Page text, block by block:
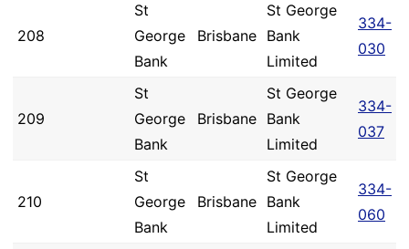
208
St
George
Bank
Brisbane
St George
Bank
Limited
334-
030
209
St
George
Bank
Brisbane
St George
Bank
Limited
334-
037
210
St
George
Bank
Brisbane
St George
Bank
Limited
334-
060